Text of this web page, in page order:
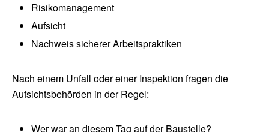
Risikomanagement
Aufsicht
Nachweis sicherer Arbeitspraktiken
Nach einem Unfall oder einer Inspektion fragen die
Aufsichtsbehörden in der Regel:
Wer war an diesem Tag auf der Baustelle?